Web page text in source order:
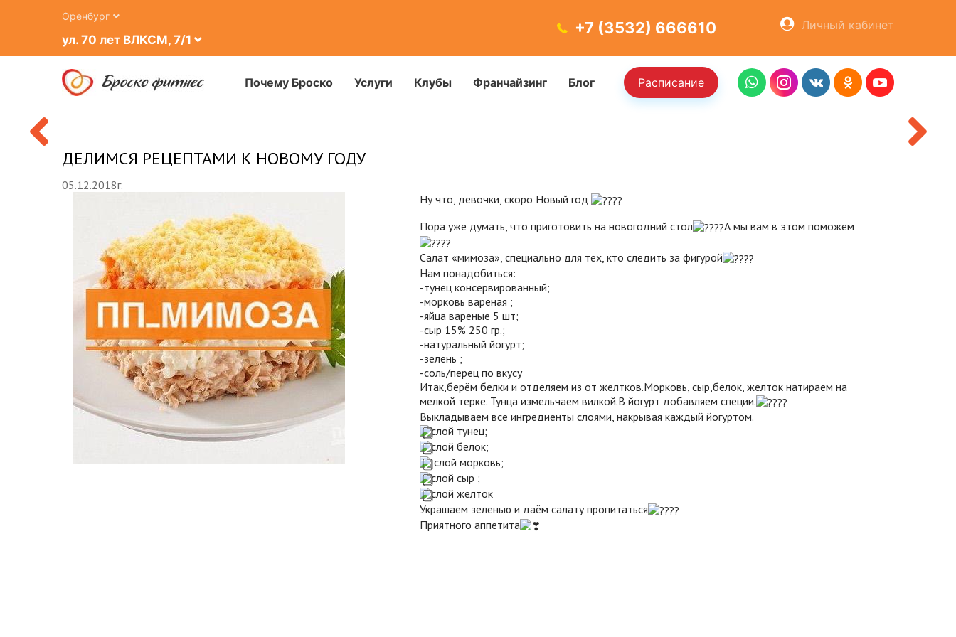
Оренбург
ул. 70 лет ВЛКСМ, 7/1
+7 (3532) 666610 Личный кабинет
Почему Броско Услуги Клубы Франчайзинг Блог Расписание
ОСТАВИТЬ ЗАЯВКУ
ХОЧУ КУПИТЬ
ДЕЛИМСЯ РЕЦЕПТАМИ К НОВОМУ ГОДУ
05.12.2018г.
Ну что, девочки, скоро Новый год
Пора уже думать, что приготовить на новогодний стол
А мы вам в этом поможем
Салат «мимоза», специально для тех, кто следить за фигурой
Нам понадобиться:
-тунец консервированный;
-морковь вареная ;
-яйца вареные 5 шт;
-сыр 15% 250 гр.;
-натуральный йогурт;
-зелень ;
-соль/перец по вкусу
Итак,берём белки и отделяем из от желтков.Морковь, сыр,белок, желток натираем на
мелкой терке. Тунца измельчаем вилкой.В йогурт добавляем специи.
Выкладываем все ингредиенты слоями, накрывая каждый йогуртом.
слой тунец;
слой белок;
слой морковь;
слой сыр ;
слой желток
Украшаем зеленью и даём салату пропитаться
Приятного аппетита